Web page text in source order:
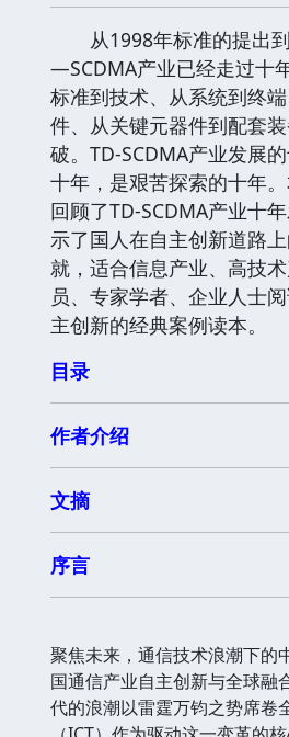
从1998年标准的提出到
—SCDMA产业已经走过十
标准到技术、从系统到终
件、从关键元器件到配套
破。TD-SCDMA产业发展
十年，是艰苦探索的十年
回顾了TD-SCDMA产业十
示了国人在自主创新道路
就，适合信息产业、高技
员、专家学者、企业人士
主创新的经典案例读本。
目录
作者介绍
文摘
序言
聚焦未来，通信技术浪潮下
国通信产业自主创新与全球融
代的浪潮以雷霆万钧之势席卷